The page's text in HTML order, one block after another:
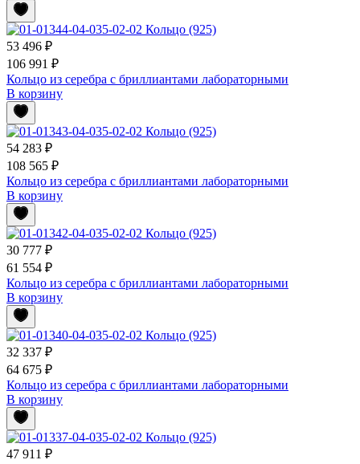
53 496 ₽
106 991 ₽
Кольцо из серебра с бриллиантами лабораторными
В корзину
54 283 ₽
108 565 ₽
Кольцо из серебра с бриллиантами лабораторными
В корзину
30 777 ₽
61 554 ₽
Кольцо из серебра с бриллиантами лабораторными
В корзину
32 337 ₽
64 675 ₽
Кольцо из серебра с бриллиантами лабораторными
В корзину
47 911 ₽